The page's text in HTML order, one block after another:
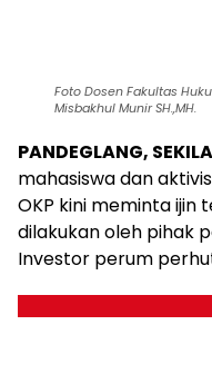
Foto Dosen Fakultas
Misbakhul Munir SH.,MH.
PANDEGLANG,
mahasiswa dan
OKP kini meminta
dilakukan oleh pihak
Investor perum